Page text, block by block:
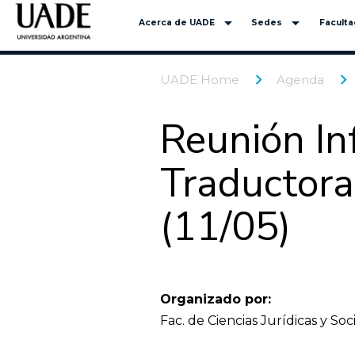
Acerca de UADE arrow_drop_down Sedes arrow_drop_down
UADE Home Agenda
Reunión
(11/05)
Organizado por:
Fac. de Ciencias Jurídicas y